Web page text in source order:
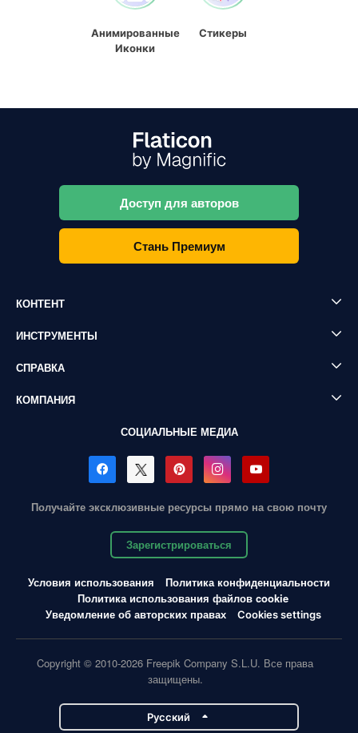
Анимированные
Иконки
Стикеры
Доступ для авторов
Стань Премиум
КОНТЕНТ
ИНСТРУМЕНТЫ
СПРАВКА
КОМПАНИЯ
СОЦИАЛЬНЫЕ МЕДИА
Получайте эксклюзивные ресурсы прямо на свою почту
Зарегистрироваться
Условия использования
Политика конфиденциальности
Политика использования файлов cookie
Уведомление об авторских правах
Cookies settings
Copyright © 2010-2026 Freepik Company S.L.U. Все права
защищены.
Pусский